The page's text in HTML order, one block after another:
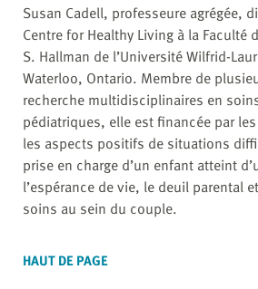
Susan Cadell, professeure agrégée,
Centre for Healthy Living à la Faculté
S. Hallman de l’Université Wilfrid-
Waterloo, Ontario. Membre de
recherche multidisciplinaires en
pédiatriques, elle est financée par
les aspects positifs de situations
prise en charge d’un enfant atteint
l’espérance de vie, le deuil parental
soins au sein du couple.
HAUT DE PAGE